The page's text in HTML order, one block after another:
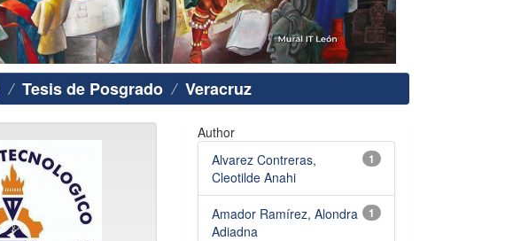
Tesis de Posgrado Veracruz
Author
1
Alvarez Contreras,
Cleotilde Anahi
1
Amador Ramírez, Alondra
Adiadna